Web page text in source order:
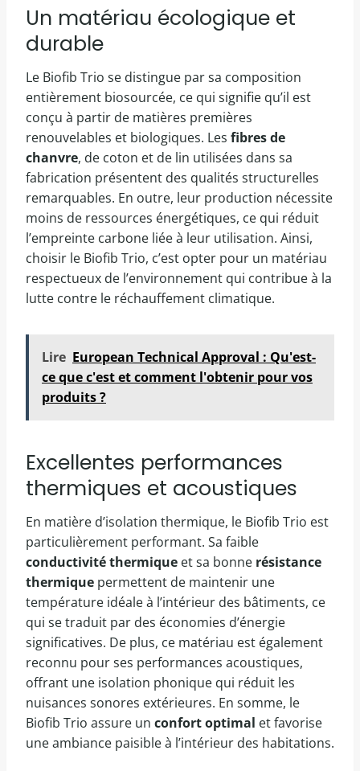
Un matériau écologique et
durable
Le Biofib Trio se distingue par sa composition
entièrement biosourcée, ce qui signifie qu’il est
conçu à partir de matières premières
renouvelables et biologiques. Les fibres de
chanvre, de coton et de lin utilisées dans sa
fabrication présentent des qualités structurelles
remarquables. En outre, leur production nécessite
moins de ressources énergétiques, ce qui réduit
l’empreinte carbone liée à leur utilisation. Ainsi,
choisir le Biofib Trio, c’est opter pour un matériau
respectueux de l’environnement qui contribue à la
lutte contre le réchauffement climatique.
Lire European Technical Approval : Qu'est-
ce que c'est et comment l'obtenir pour vos
produits ?
Excellentes performances
thermiques et acoustiques
En matière d’isolation thermique, le Biofib Trio est
particulièrement performant. Sa faible
conductivité thermique et sa bonne résistance
thermique permettent de maintenir une
température idéale à l’intérieur des bâtiments, ce
qui se traduit par des économies d’énergie
significatives. De plus, ce matériau est également
reconnu pour ses performances acoustiques,
offrant une isolation phonique qui réduit les
nuisances sonores extérieures. En somme, le
Biofib Trio assure un confort optimal et favorise
une ambiance paisible à l’intérieur des habitations.